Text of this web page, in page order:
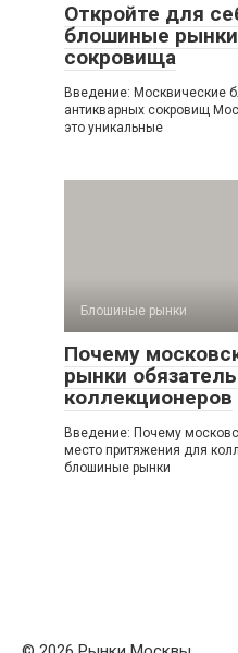
Откройте для
блошиные
сокровища
Введение: Москвические
антикварных сокровищ
это уникальные
Блошиные рынки
Почему
рынки
коллекционеров
Введение: Почему
место притяжения для
блошиные рынки